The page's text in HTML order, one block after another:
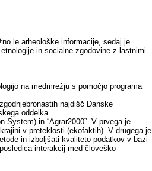
le arheološke informacije, sedaj je
in socialne zgodovine z lastnimi
na medmrežju s pomočjo programa
najdišč Danske
oddelka.
System) in “Agrar2000”. V prvega je
v preteklosti (ekofaktih). V drugega je
in izboljšati kvaliteto podatkov v bazi
interakcij med človeško